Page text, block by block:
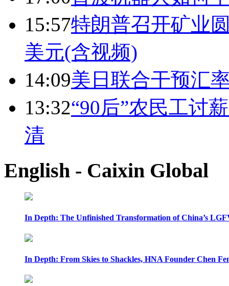
15:57特朗普召开矿业
美元(含视频)
14:09美日联合干预汇
13:32“90后”农民工讨
清
English - Caixin Global
In Depth: The Unfinished Transformation of China’s
In Depth: From Skies to Shackles, HNA Founder Chen